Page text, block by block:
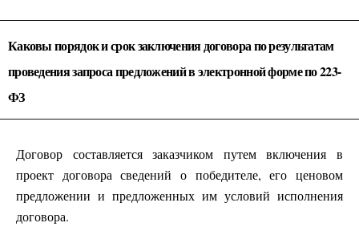
Каковы порядок и срок заключения договора по результатам
проведения запроса предложений в электронной форме по 223-
ФЗ
Договор составляется заказчиком путем включения в
проект договора сведений о победителе, его ценовом
предложении и предложенных им условий исполнения
договора.